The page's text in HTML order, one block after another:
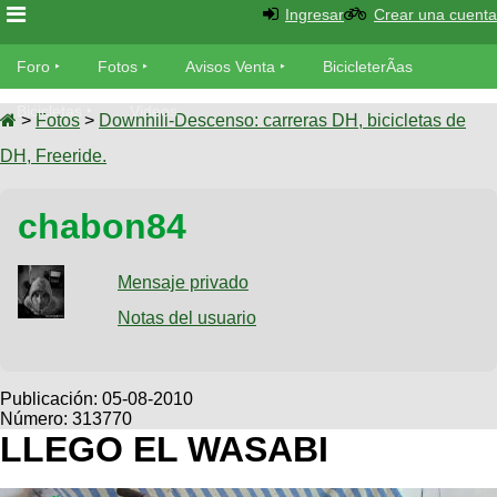
Foro
Foro
TÃ©cnica
Fotos
tu foto
Galeria
XC
Viajes
Descenso
SUBÃ
tu
Buscar
Ultimos
Fotos
BicicleterÃ­
as
Bicicletas
Tandem
Videos
Cicloturismo
Ingresar Crear una cuenta
Foro Fotos Avisos Venta BicicleterÃ­as
Bicicletas Videos
> Fotos > Downhill-Descenso: carreras DH, bicicletas de
DH, Freeride.
chabon84
Mensaje privado
Notas del usuario
Publicación: 05-08-2010
Número: 313770
LLEGO EL WASABI